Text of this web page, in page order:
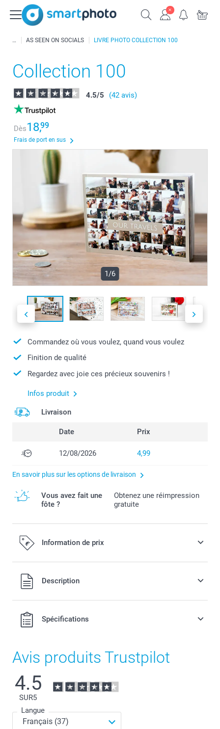
AS SEEN ON SOCIALS LIVRE PHOTO COLLECTION 100
Collection 100
4.5/5 (42 avis)
Dès18,99
Frais de port en sus
1/6
Commandez où vous voulez, quand vous voulez
Finition de qualité
Regardez avec joie ces précieux souvenirs !
Infos produit
Livraison
Date Prix
12/08/2026 4,99
En savoir plus sur les options de livraison
Vous avez fait une
fôte ?
Obtenez une réimpression
gratuite
Information de prix
Tous les prix sont en EURO (€), TVA incluse et hors frais de
port.
Description
Spécifications
Avis produits Trustpilot
4.5
SUR5
Langue